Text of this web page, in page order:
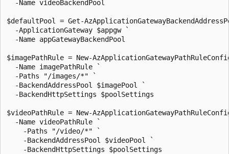
  -Name videoBackendPool
$defaultPool = Get-
  -ApplicationGateway $appgw `
  -Name appGatewayBackendPool
$imagePathRule = New-
  -Name imagePathRule `
  -Paths "/images/*" `
  -BackendAddressPool $imagePool `
  -BackendHttpSettings $poolSettings
$videoPathRule = New-
  -Name videoPathRule `
    -Paths "/video/*" `
    -BackendAddressPool $videoPool `
    -BackendHttpSettings $poolSettings